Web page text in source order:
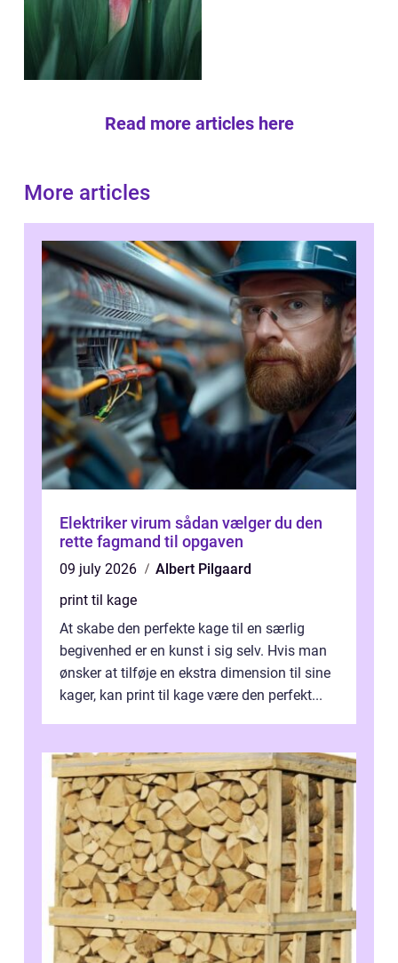
Read more articles here
More articles
Elektriker virum sådan vælger du den
rette fagmand til opgaven
09 july 2026
Albert Pilgaard
print til kage
At skabe den perfekte kage til en særlig
begivenhed er en kunst i sig selv. Hvis man
ønsker at tilføje en ekstra dimension til sine
kager, kan print til kage være den perfekt...